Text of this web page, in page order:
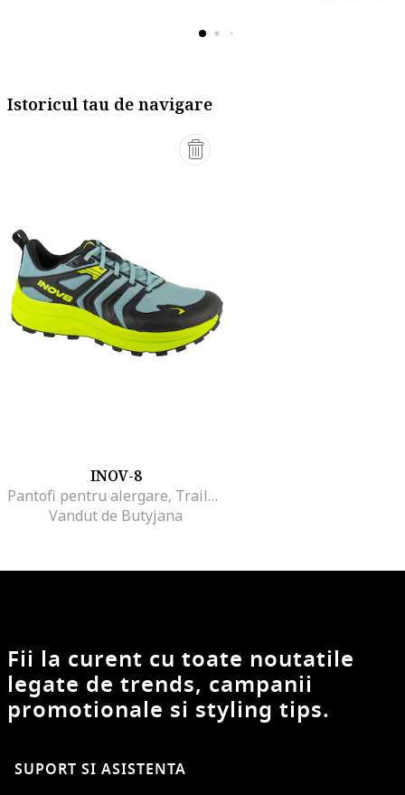
Istoricul tau de navigare
INOV-8
Pantofi pentru alergare, TrailTalon Max 1001354, Verde
Vandut de Butyjana
Fii la curent cu toate noutatile
legate de trends, campanii
promotionale si styling tips.
SUPORT SI ASISTENTA